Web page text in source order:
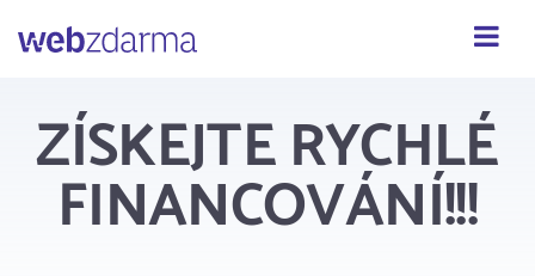
Webzdarma
ZÍSKEJTE RYCHLÉ
FINANCOVÁNÍ!!!